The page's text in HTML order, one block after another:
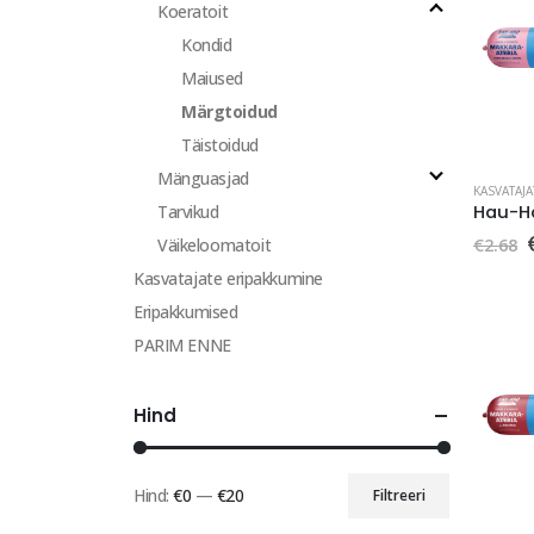
€2.68
Koeratoit
Kondid
Maiused
Märgtoidud
Täistoidud
Mänguasjad
Tarvikud
Väikeloomatoit
Kasvatajate eripakkumine
Eripakkumised
PARIM ENNE
Hind
Filtreeri
Hind:€0 — €20